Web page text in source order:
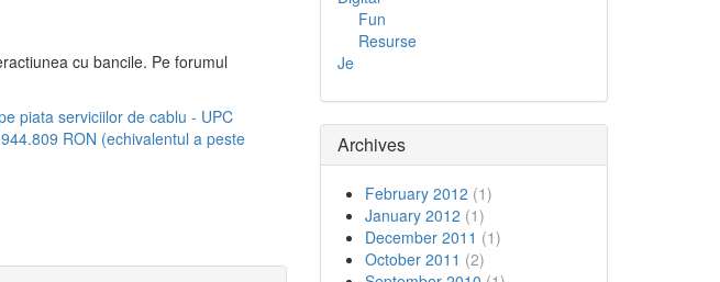
cu bancile. Pe forumul
piata serviciilor de cablu - UPC
RON (echivalentul a peste
Fun
Resurse
Je
Archives
February 2012 (1)
January 2012 (1)
December 2011 (1)
October 2011 (2)